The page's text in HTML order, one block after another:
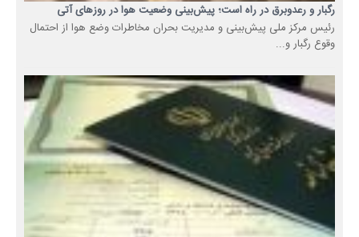
رگبار و رعدوبرق در راه است؛ پیش‌بینی وضعیت هوا در روزهای آتی
رئیس مرکز ملی پیش‌بینی و مدیریت بحران مخاطرات وضع هوا از احتمال
وقوع رگبار و...